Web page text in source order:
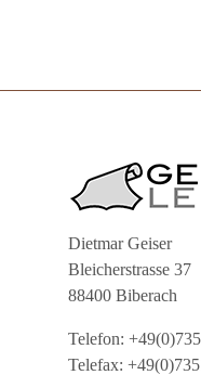
Dietmar Geiser
Bleicherstrasse 37
88400 Biberach
Telefon:
Telefax: